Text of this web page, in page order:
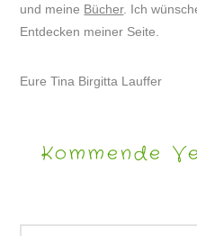
und meine Bücher. Ich
Entdecken meiner Seite.
Eure Tina Birgitta Lauffer
Kommende